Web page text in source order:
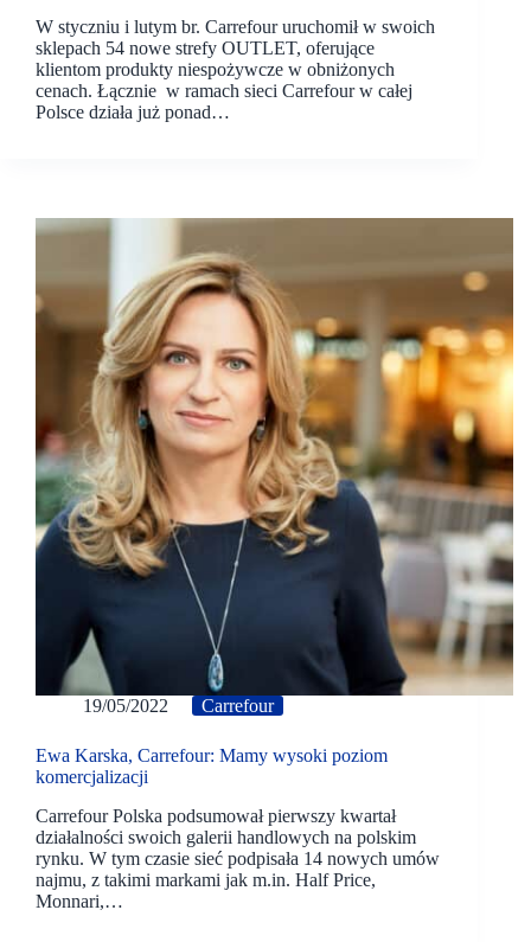
W styczniu i lutym br. Carrefour uruchomił w swoich
sklepach 54 nowe strefy OUTLET, oferujące
klientom produkty niespożywcze w obniżonych
cenach. Łącznie w ramach sieci Carrefour w całej
Polsce działa już ponad…
19/05/2022 Carrefour
Ewa Karska, Carrefour: Mamy wysoki poziom
komercjalizacji
Carrefour Polska podsumował pierwszy kwartał
działalności swoich galerii handlowych na polskim
rynku. W tym czasie sieć podpisała 14 nowych umów
najmu, z takimi markami jak m.in. Half Price,
Monnari,…